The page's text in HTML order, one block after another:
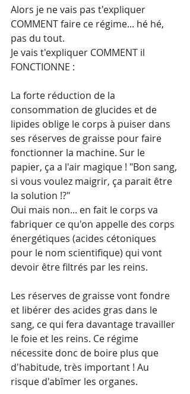
Alors je ne vais pas t'expliquer
COMMENT faire ce régime... hé hé,
pas du tout.
Je vais t'expliquer COMMENT il
FONCTIONNE :
La forte réduction de la
consommation de glucides et de
lipides oblige le corps à puiser dans
ses réserves de graisse pour faire
fonctionner la machine. Sur le
papier, ça a l'air magique ! "Bon sang,
si vous voulez maigrir, ça parait être
la solution !?"
Oui mais non... en fait le corps va
fabriquer ce qu'on appelle des corps
énergétiques (acides cétoniques
pour le nom scientifique) qui vont
devoir être filtrés par les reins.
Les réserves de graisse vont fondre
et libérer des acides gras dans le
sang, ce qui fera davantage travailler
le foie et les reins. Ce régime
nécessite donc de boire plus que
d'habitude, très important ! Au
risque d'abîmer les organes.